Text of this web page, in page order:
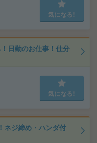
気になる!
日勤のお仕事！仕分
気になる!
ネジ締め・ハンダ付